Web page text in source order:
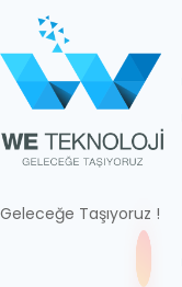
Geleceğe Taşıyoruz !